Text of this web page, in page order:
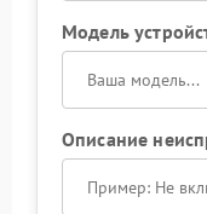
Модель
Описание